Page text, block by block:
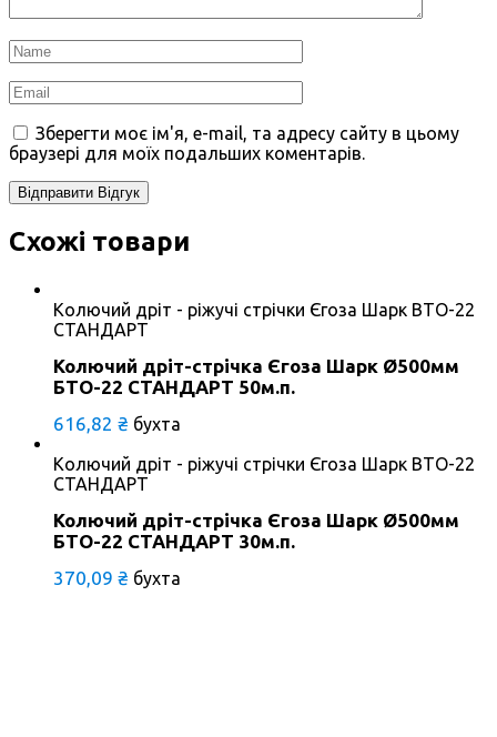
Зберегти моє ім'я, e-mail, та адресу сайту в цьому
браузері для моїх подальших коментарів.
Схожі товари
Колючий дріт - ріжучі стрічки Єгоза Шарк BTO-22
СТАНДАРТ
Колючий дріт-стрічка Єгоза Шарк Ø500мм
БTO-22 СТАНДАРТ 50м.п.
616,82 ₴ бухта
Колючий дріт - ріжучі стрічки Єгоза Шарк BTO-22
СТАНДАРТ
Колючий дріт-стрічка Єгоза Шарк Ø500мм
БTO-22 СТАНДАРТ 30м.п.
370,09 ₴ бухта